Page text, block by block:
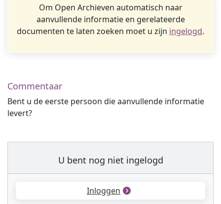
Om Open Archieven automatisch naar
aanvullende informatie en gerelateerde
documenten te laten zoeken moet u zijn ingelogd.
Commentaar
Bent u de eerste persoon die aanvullende informatie
levert?
U bent nog niet ingelogd
Inloggen